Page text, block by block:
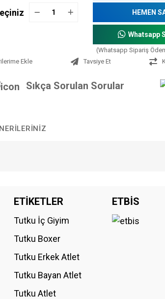
HEMEN
Whatsapp
(Whatsapp Sipariş
Tavsiye Et
Sıkça Sorulan Sorular
ETİKETLER
Tutku İç Giyim
Tutku Boxer
Tutku Erkek Atlet
Tutku Bayan Atlet
Tutku Atlet
ETBİS